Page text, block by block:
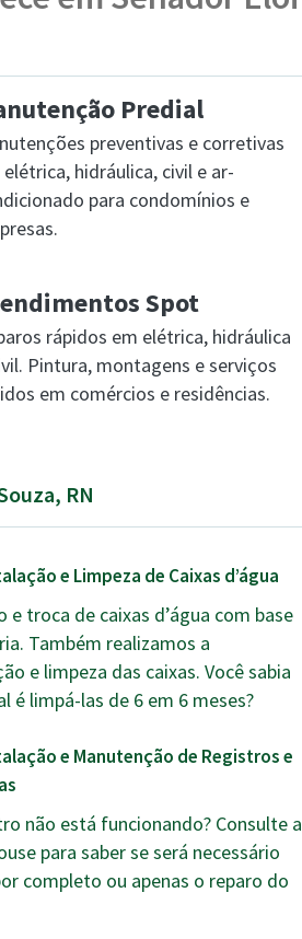
Predial
preventivas e corretivas
elétrica, hidráulica, civil e ar-
para condomínios e
Spot
rápidos em elétrica, hidráulica
Pintura, montagens e serviços
em comércios e residências.
RN
e Limpeza de Caixas d’água
e troca de caixas d’água com base
Também realizamos a
e limpeza das caixas. Você sabia
é limpá-las de 6 em 6 meses?
e Manutenção de Registros e
não está funcionando? Consulte a
para saber se será necessário
completo ou apenas o reparo do